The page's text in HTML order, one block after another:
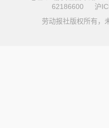
62186600
沪
劳动报社版权所有，